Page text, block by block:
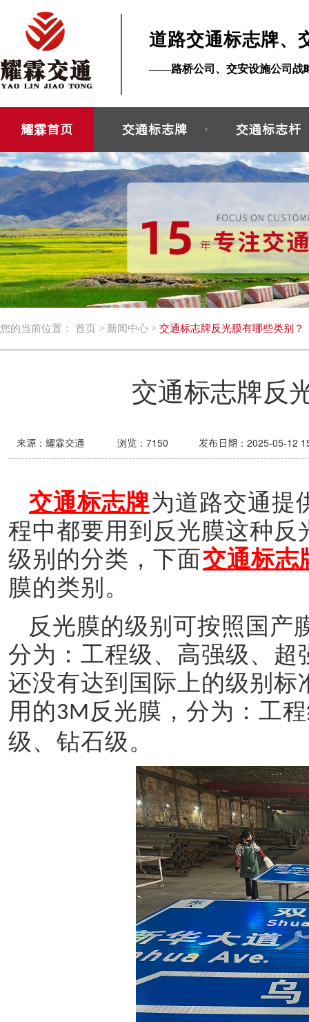
道路交通标志牌、
——路桥公司、交安设施公司战
耀霖首页 交通标志牌 交通标志杆
您的当前位置： 首页 > 新闻中心 > 交通标志牌反光膜有哪些类别？
交通标志牌反
来源：耀霖交通 浏览： 7150 发布日期：2025-05-12
交通标志牌为道路交通提
程中都要用到反光膜这种
级别的分类，下面交通标志
膜的类别。
反光膜的级别可按照国产
分为：工程级、高强级、
还没有达到国际上的级别
用的3M 反光膜，分为：工
级、钻石级。